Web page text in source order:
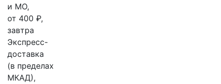
и МО,
от 400 ₽,
завтра
Экспресс-
доставка
(в пределах
МКАД),